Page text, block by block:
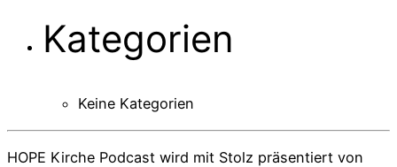
Kategorien
Keine Kategorien
HOPE Kirche Podcast wird mit Stolz präsentiert von